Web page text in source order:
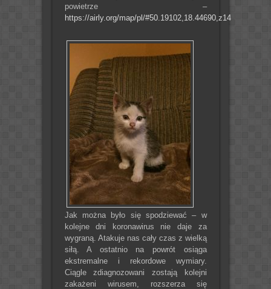
powietrze –
https://airly.org/map/pl/#50.19102,18.44690,z14
Jak można było się spodziewać – w
kolejne dni koronawirus nie daje za
wygraną. Atakuje nas cały czas z wielką
siłą. A ostatnio na powrót osiąga
ekstremalne i rekordowe wymiary.
Ciągle zdiagnozowani zostają kolejni
zakażeni wirusem, rozszerza się